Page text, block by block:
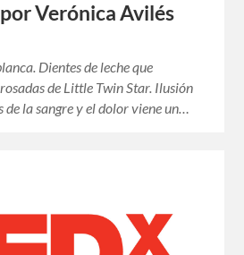
Verónica Avilés
Dientes de leche que
de Little Twin Star. Ilusión
de la sangre y el dolor viene un…